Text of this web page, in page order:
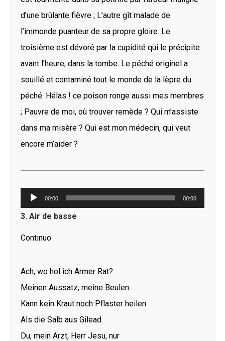
d’une brûlante fièvre ; L’autre gît malade de
l’immonde puanteur de sa propre gloire. Le
troisième est dévoré par la cupidité qui le précipite
avant l’heure, dans la tombe. Le péché originel a
souillé et contaminé tout le monde de la lèpre du
péché. Hélas ! ce poison ronge aussi mes membres
; Pauvre de moi, où trouver remède ? Qui m’assiste
dans ma misère ? Qui est mon médecin, qui veut
encore m’aider ?
Lecteur
audio
00:00 00:00
3. Air de basse
Continuo
Ach, wo hol ich Armer Rat?
Meinen Aussatz, meine Beulen
Kann kein Kraut noch Pflaster heilen
Als die Salb aus Gilead.
Du, mein Arzt, Herr Jesu, nur